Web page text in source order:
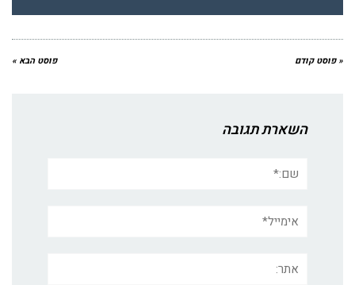
« פוסט קודם פוסט הבא »
השארת תגובה